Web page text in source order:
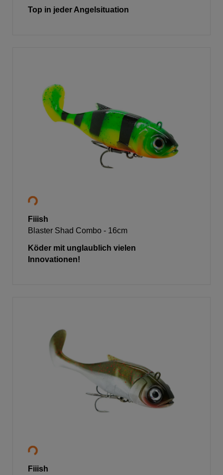
Top in jeder Angelsituation
Fiiish
Blaster Shad Combo - 16cm
Köder mit unglaublich vielen
Innovationen!
Fiiish